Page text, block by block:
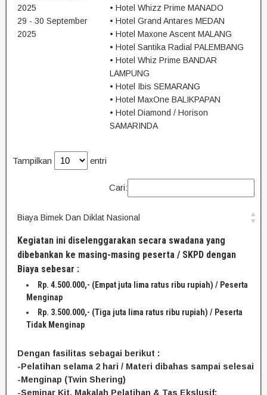
2025
29 - 30 September
2025
• Hotel Whizz Prime MANADO
• Hotel Grand Antares MEDAN
• Hotel Maxone Ascent MALANG
• Hotel Santika Radial PALEMBANG
• Hotel Whiz Prime BANDAR
LAMPUNG
• Hotel Ibis SEMARANG
• Hotel MaxOne BALIKPAPAN
• Hotel Diamond / Horison
SAMARINDA
Tampilkan entri
Cari:
Biaya Bimek Dan Diklat Nasional
Kegiatan ini diselenggarakan secara swadana yang
dibebankan ke masing-masing peserta / SKPD dengan
Biaya sebesar :
Rp. 4.500.000,- (Empat juta lima ratus ribu rupiah) / Peserta
Menginap
Rp. 3.500.000,- (Tiga juta lima ratus ribu rupiah) / Peserta
Tidak Menginap
Dengan fasilitas sebagai berikut :
-Pelatihan selama 2 hari / Materi dibahas sampai selesai
-Menginap (Twin Shering)
-Seminar Kit, Makalah Pelatihan & Tas Ekslusif;